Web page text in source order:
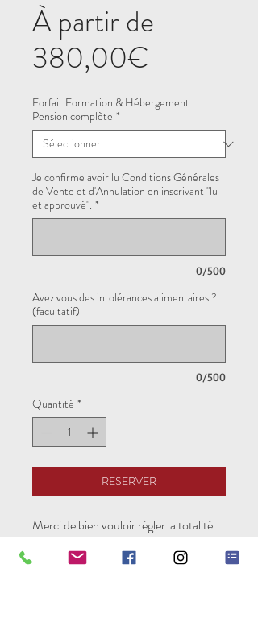
À partir de
380,00€
Forfait Formation & Hébergement
Pension complète *
Je confirme avoir lu Conditions Générales
de Vente et d'Annulation en inscrivant "lu
et approuvé". *
0/500
Avez vous des intolérances alimentaires ?
(facultatif)
0/500
Quantité *
RESERVER
Merci de bien vouloir régler la totalité